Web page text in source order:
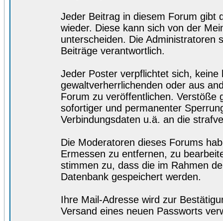
Jeder Beitrag in diesem Forum gibt
wieder. Diese kann sich von der
unterscheiden. Die Administratoren
Beiträge verantwortlich.
Jeder Poster verpflichtet sich,
gewaltverherrlichenden oder aus
Forum zu veröffentlichen. Verstöße
sofortiger und permanenter
Verbindungsdaten u.ä. an die
Die Moderatoren dieses Forums
Ermessen zu entfernen, zu
stimmen zu, dass die im Rahmen
Datenbank gespeichert werden.
Ihre Mail-Adresse wird zur
Versand eines neuen Passworts